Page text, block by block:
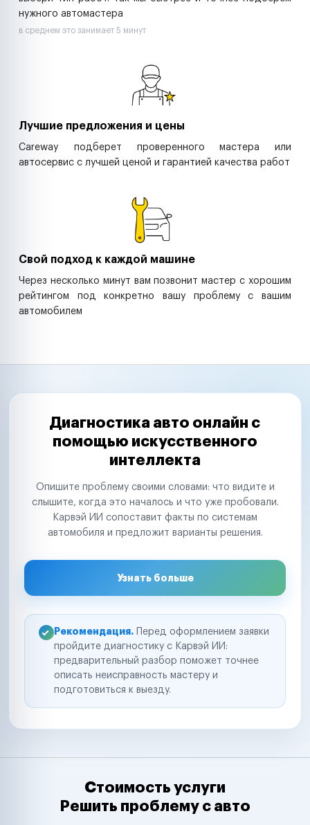
нужного автомастера
в среднем это занимает 5 минут
Лучшие предложения и цены
Careway подберет проверенного мастера или
автосервис с лучшей ценой и гарантией качества работ
Свой подход к каждой машине
Через несколько минут вам позвонит мастер с хорошим
рейтингом под конкретно вашу проблему с вашим
автомобилем
Диагностика авто онлайн с
помощью искусственного
интеллекта
Опишите проблему своими словами: что видите и
слышите, когда это началось и что уже пробовали.
Карвэй ИИ сопоставит факты по системам
автомобиля и предложит варианты решения.
Узнать больше
Рекомендация. Перед оформлением заявки
пройдите диагностику с Карвэй ИИ:
предварительный разбор поможет точнее
описать неисправность мастеру и
подготовиться к выезду.
Стоимость услуги
Решить проблему с авто